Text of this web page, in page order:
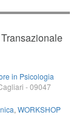
in Psicologia
-09047
,WORKSHOP